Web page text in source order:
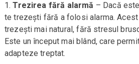
Trezirea fără alarmă – Dacă
te trezești fără a folosi alarma.
trezești mai natural, fără stresul
Este un început mai blând, care
adapteze treptat.